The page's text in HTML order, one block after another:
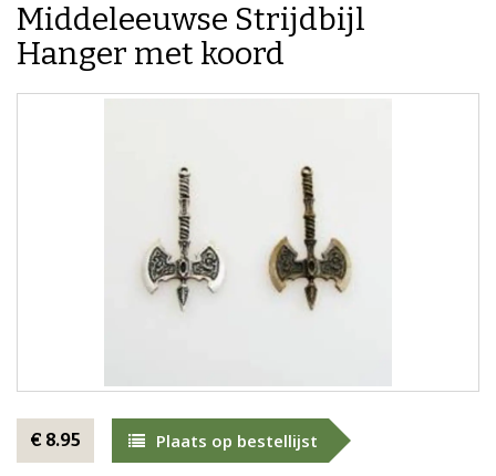
Middeleeuwse Strijdbijl
Hanger met koord
€ 8.95 Plaats op bestellijst